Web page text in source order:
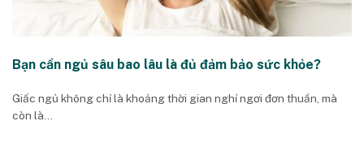
Bạn cần ngủ sâu bao lâu là đủ đảm bảo sức khỏe?
Giấc ngủ không chỉ là khoảng thời gian nghỉ ngơi đơn thuần, mà
còn là...